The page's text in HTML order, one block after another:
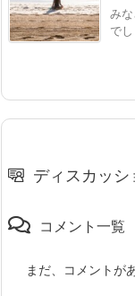
み
で
ディスカッシ
コメント一覧
まだ、コメントが